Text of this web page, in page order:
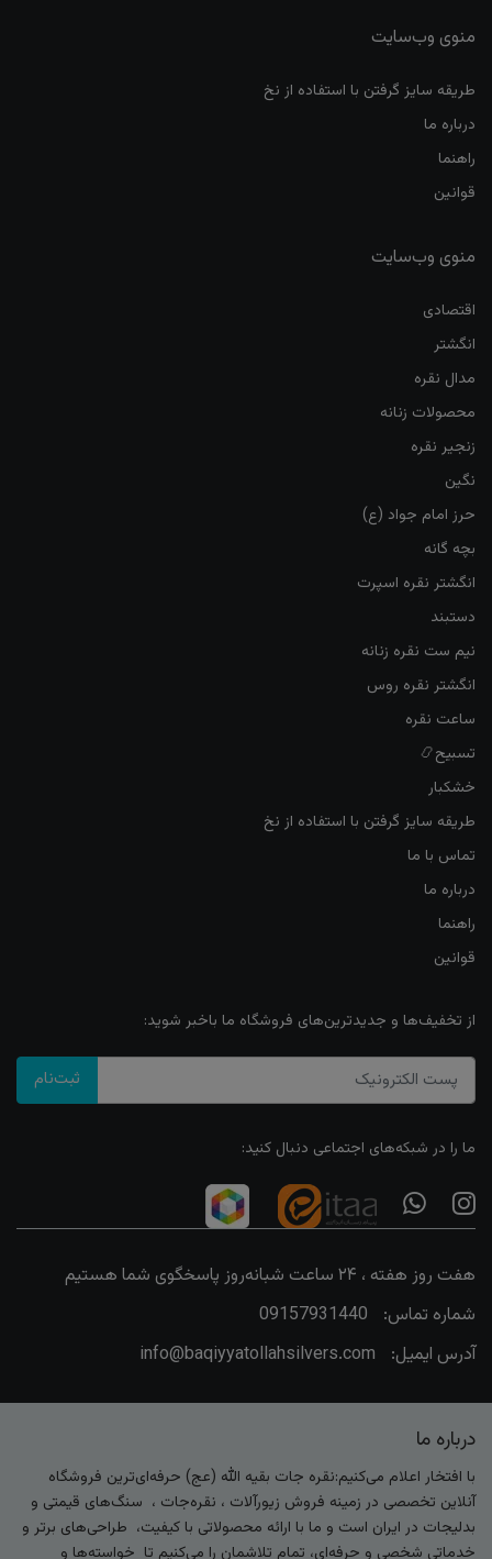
منوی وب‌سایت
طریقه سایز گرفتن با استفاده از نخ
درباره ما
راهنما
قوانین
منوی وب‌سایت
اقتصادی
انگشتر
مدال نقره
محصولات زنانه
زنجیر نقره
نگین
حرز امام جواد (ع)
بچه گانه
انگشتر نقره اسپرت
دستبند
نیم ست نقره زنانه
انگشتر نقره روس
ساعت نقره
تسبیح📿
خشکبار
طریقه سایز گرفتن با استفاده از نخ
تماس با ما
درباره ما
راهنما
قوانین
از تخفیف‌ها و جدیدترین‌های فروشگاه ما باخبر شوید:
ثبت‌نام
ما را در شبکه‌های اجتماعی دنبال کنید:
هفت روز هفته ، ۲۴ ساعت شبانه‌روز پاسخگوی شما هستیم
شماره تماس:
09157931440
آدرس ایمیل:
info@baqiyyatollahsilvers.com
درباره ما
با افتخار اعلام می‌کنیم:نقره جات بقیه الله (عج) حرفه‌ای‌ترین فروشگاه
آنلاین تخصصی در زمینه فروش زیورآلات ، نقره‌جات ، سنگ‌های قیمتی و
بدلیجات در ایران است و ما با ارائه محصولاتی با کیفیت، طراحی‌های برتر و
خدماتی شخصی و حرفه‌ای، تمام تلاشمان را می‌کنیم تا خواسته‌ها و